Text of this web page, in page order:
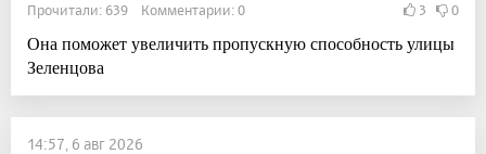
Прочитали: 639 Комментарии: 0 3 0
Она поможет увеличить пропускную способность улицы
Зеленцова
14:57, 6 авг 2026